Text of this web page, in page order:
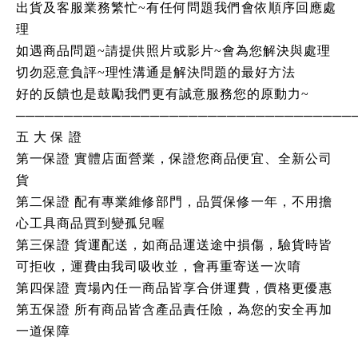
出貨及客服業務繁忙~有任何問題我們會依順序回應處
理
如遇商品問題~請提供照片或影片~會為您解決與處理
切勿惡意負評~理性溝通是解決問題的最好方法
好的反饋也是鼓勵我們更有誠意服務您的原動力~
五 大 保 證
第一保證 實體店面營業，保證您商品便宜、全新公司
貨
第二保證 配有專業維修部門，品質保修一年，不用擔
心工具商品買到變孤兒喔
第三保證 貨運配送，如商品運送途中損傷，驗貨時皆
可拒收，運費由我司吸收並，會再重寄送一次唷
第四保證 賣場內任一商品皆享合併運費，價格更優惠
第五保證 所有商品皆含產品責任險，為您的安全再加
一道保障